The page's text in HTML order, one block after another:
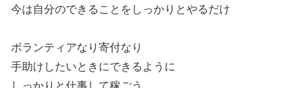
今は自分のできることをしっかりとやるだけ
ボランティアなり寄付なり
手助けしたいときにできるように